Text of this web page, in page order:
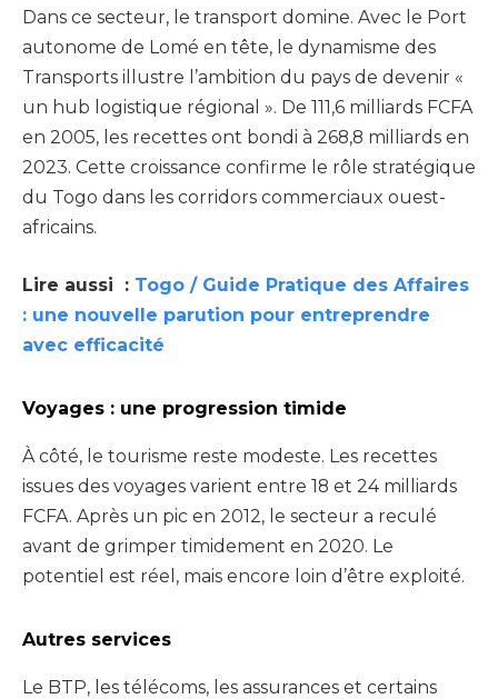
Dans ce secteur, le transport domine. Avec le Port
autonome de Lomé en tête, le dynamisme des
Transports illustre l’ambition du pays de devenir «
un hub logistique régional ». De 111,6 milliards FCFA
en 2005, les recettes ont bondi à 268,8 milliards en
2023. Cette croissance confirme le rôle stratégique
du Togo dans les corridors commerciaux ouest-
africains.
Lire aussi : Togo / Guide Pratique des Affaires
: une nouvelle parution pour entreprendre
avec efficacité
Voyages : une progression timide
À côté, le tourisme reste modeste. Les recettes
issues des voyages varient entre 18 et 24 milliards
FCFA. Après un pic en 2012, le secteur a reculé
avant de grimper timidement en 2020. Le
potentiel est réel, mais encore loin d’être exploité.
Autres services
Le BTP, les télécoms, les assurances et certains